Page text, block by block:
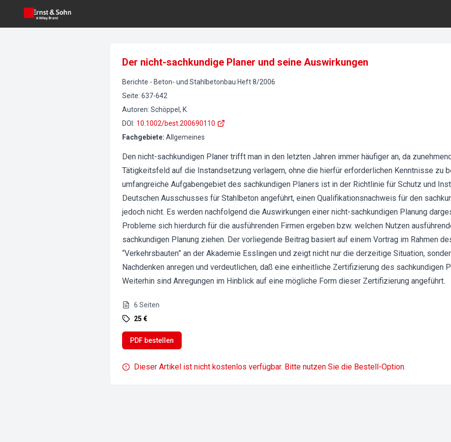
Der nicht-sachkundige Planer und seine Auswirkungen
Berichte - Beton- und Stahlbetonbau Heft8/2006
Seite: 637-642
Autoren: Schöppel, K.
DOI : 10.1002/best.200690110
Fachgebiete: Allgemeines
Den nicht-sachkundigen Planer trifft man in den letzten Jahren immer häufiger an, da
Tätigkeitsfeld auf die Instandsetzung verlagern, ohne die hierfür erforderlichen Kenntnisse zu
umfangreiche Aufgabengebiet des sachkundigen Planers ist in der Richtlinie für Schutz und
Deutschen Ausschusses für Stahlbeton angeführt, einen Qualifikationsnachweis für den
jedoch nicht. Es werden nachfolgend die Auswirkungen einer nicht-sachkundigen Planung
Probleme sich hierdurch für die ausführenden Firmen ergeben bzw. welchen Nutzen
sachkundigen Planung ziehen. Der vorliegende Beitrag basiert auf einem Vortrag im Rahmen
“Verkehrsbauten” an der Akademie Esslingen und zeigt nicht nur die derzeitige Situation,
Nachdenken anregen und verdeutlichen, daß eine einheitliche Zertifizierung des sachkundigen
Weiterhin sind Anregungen im Hinblick auf eine mögliche Form dieser Zertifizierung angeführt.
6 Seiten
25 €
PDF bestellen
Dieser Artikel ist nicht kostenlos verfügbar. Bitte nutzen Sie die Bestell-Option.